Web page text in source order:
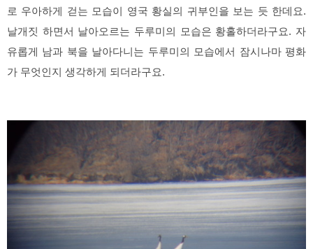
로 우아하게 걷는 모습이 영국 황실의 귀부인을 보는 듯 한데요.
날개짓 하면서 날아오르는 두루미의 모습은 황홀하더라구요. 자
유롭게 남과 북을 날아다니는 두루미의 모습에서 잠시나마 평화
가 무엇인지 생각하게 되더라구요.